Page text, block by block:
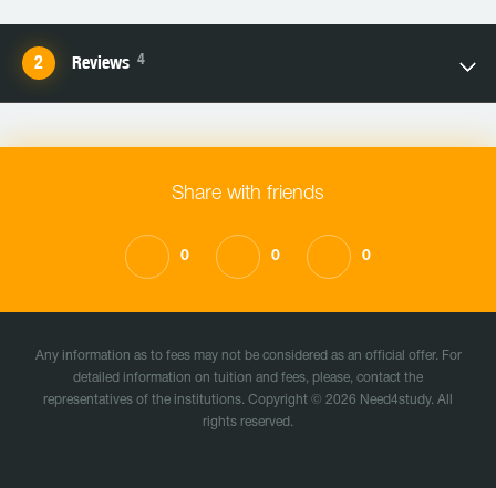
Reviews 4
Share with friends
0 0 0
Any information as to fees may not be considered as an official offer. For
detailed information on tuition and fees, please, contact the
representatives of the institutions. Copyright © 2026 Need4study. All
rights reserved.